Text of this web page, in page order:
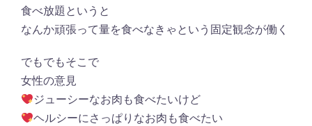
食べ放題というと
なんか頑張って量を食べなきゃという固定観念が働く
でもでもそこで
女性の意見
ジューシーなお肉も食べたいけど
ヘルシーにさっぱりなお肉も食べたい